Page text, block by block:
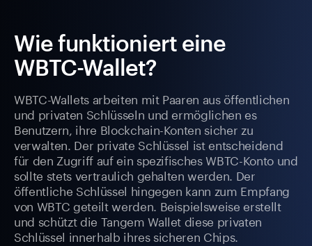
Wie funktioniert eine
WBTC-Wallet?
WBTC-Wallets arbeiten mit Paaren aus öffentlichen
und privaten Schlüsseln und ermöglichen es
Benutzern, ihre Blockchain-Konten sicher zu
verwalten. Der private Schlüssel ist entscheidend
für den Zugriff auf ein spezifisches WBTC-Konto und
sollte stets vertraulich gehalten werden. Der
öffentliche Schlüssel hingegen kann zum Empfang
von WBTC geteilt werden. Beispielsweise erstellt
und schützt die Tangem Wallet diese privaten
Schlüssel innerhalb ihres sicheren Chips.